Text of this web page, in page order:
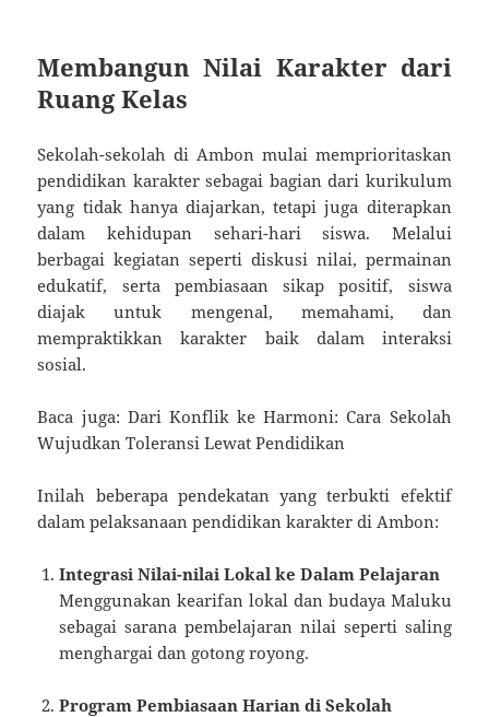
Membangun Nilai Karakter dari
Ruang Kelas
Sekolah-sekolah di Ambon mulai memprioritaskan
pendidikan karakter sebagai bagian dari kurikulum
yang tidak hanya diajarkan, tetapi juga diterapkan
dalam kehidupan sehari-hari siswa. Melalui
berbagai kegiatan seperti diskusi nilai, permainan
edukatif, serta pembiasaan sikap positif, siswa
diajak untuk mengenal, memahami, dan
mempraktikkan karakter baik dalam interaksi
sosial.
Baca juga: Dari Konflik ke Harmoni: Cara Sekolah
Wujudkan Toleransi Lewat Pendidikan
Inilah beberapa pendekatan yang terbukti efektif
dalam pelaksanaan pendidikan karakter di Ambon:
Integrasi Nilai-nilai Lokal ke Dalam Pelajaran
Menggunakan kearifan lokal dan budaya Maluku
sebagai sarana pembelajaran nilai seperti saling
menghargai dan gotong royong.
Program Pembiasaan Harian di Sekolah